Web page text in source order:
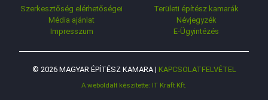
Szerkesztőség elérhetőségei
Média ajánlat
Impresszum
Területi építész kamarák
Névjegyzék
E-Ügyintézés
© 2026 MAGYAR ÉPÍTÉSZ KAMARA | KAPCSOLATFELVÉTEL
A weboldalt készítette: IT Kraft Kft.